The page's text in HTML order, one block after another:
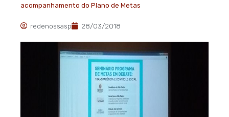
acompanhamento do Plano de Metas
redenossasp 28/03/2018